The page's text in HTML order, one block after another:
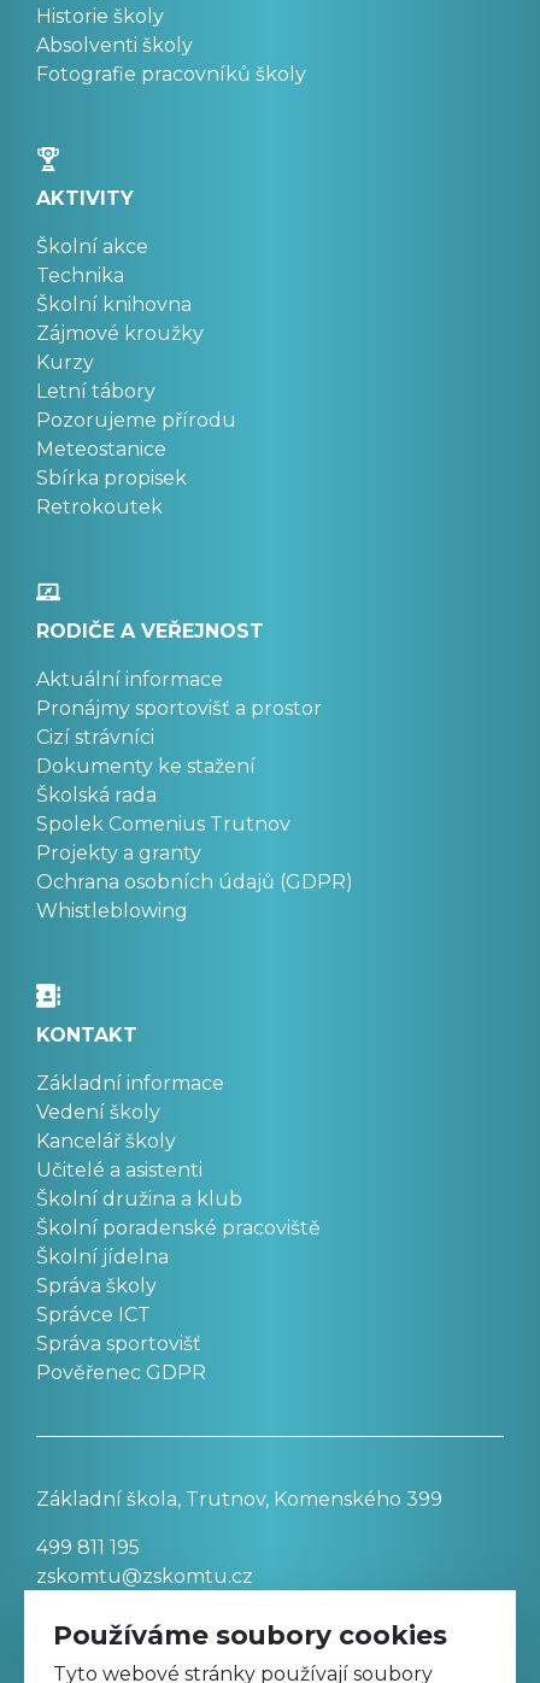
Historie školy
Absolventi školy
Fotografie pracovníků školy
AKTIVITY
Školní akce
Technika
Školní knihovna
Zájmové kroužky
Kurzy
Letní tábory
Pozorujeme přírodu
Meteostanice
Sbírka propisek
Retrokoutek
RODIČE A VEŘEJNOST
Aktuální informace
Pronájmy sportovišť a prostor
Cizí strávníci
Dokumenty ke stažení
Školská rada
Spolek Comenius Trutnov
Projekty a granty
Ochrana osobních údajů (GDPR)
Whistleblowing
KONTAKT
Základní informace
Vedení školy
Kancelář školy
Učitelé a asistenti
Školní družina a klub
Školní poradenské pracoviště
Školní jídelna
Správa školy
Správce ICT
Správa sportovišť
Pověřenec GDPR
Základní škola, Trutnov, Komenského 399
499 811 195
zskomtu@zskomtu.cz
Prohlášení o přístupnosti stránek
Používáme soubory cookies
Tyto webové stránky používají soubory